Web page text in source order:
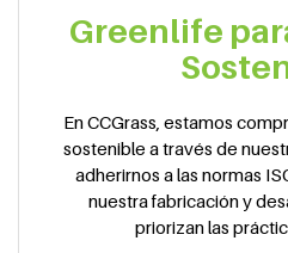
Greenlife
En CCGrass, estamos
sostenible a través de
adherirnos a las normas
nuestra fabricación y
priorizan las